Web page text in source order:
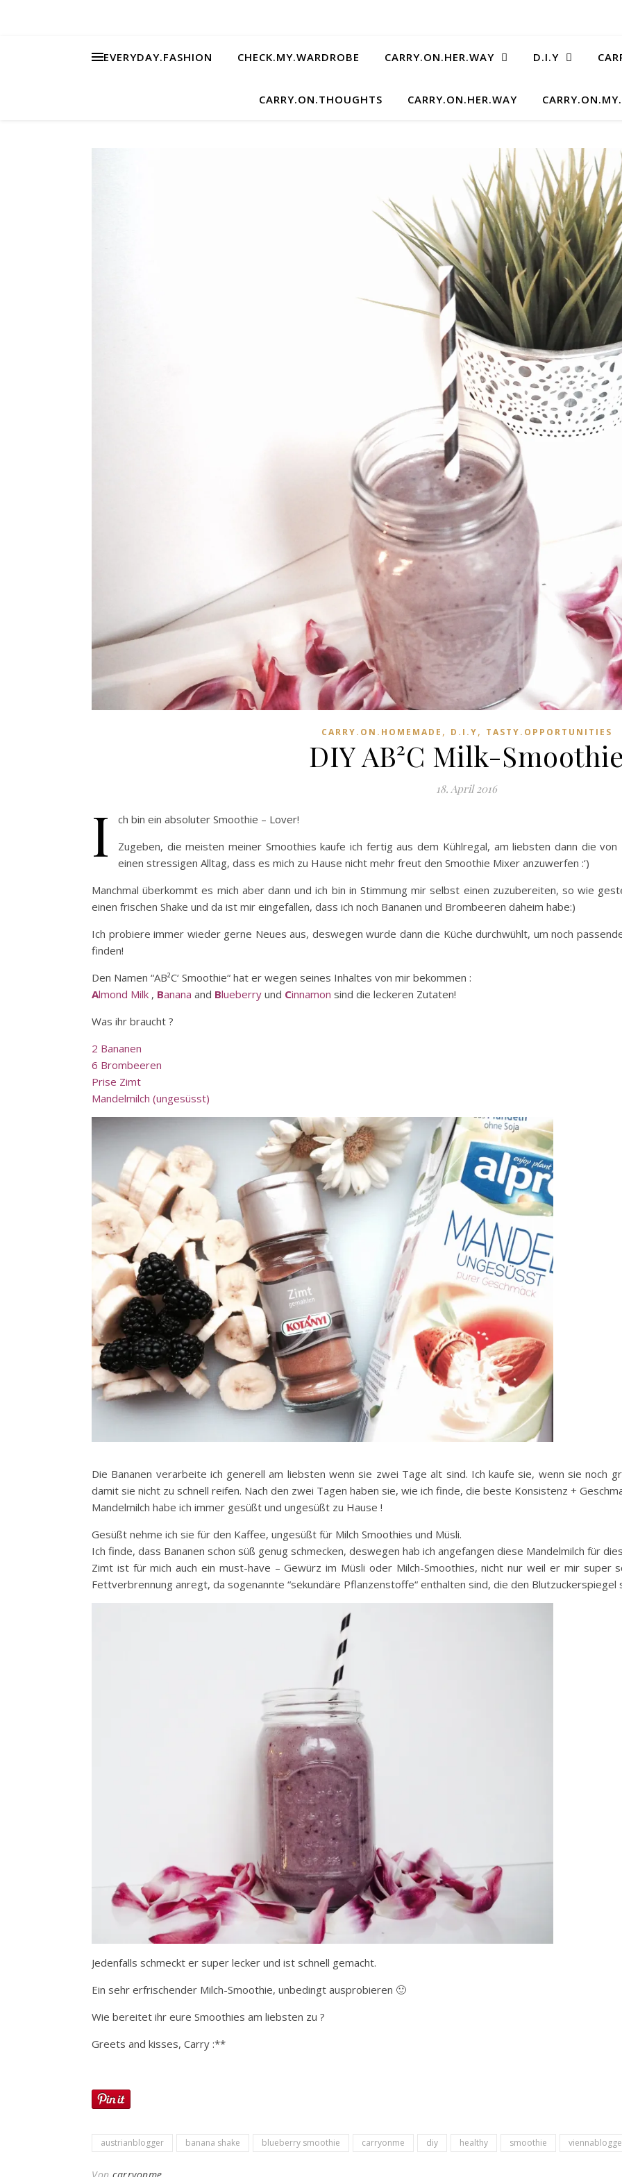
EVERYDAY.FASHION CHECK.MY.WARDROBE CARRY.ON.HER.WAY D.I.Y
CARRY.ON.THOUGHTS CARRY.ON.HER.WAY
CARRY.ON.HOMEMADE , D.I.Y, TASTY.OPPORTUNITIES
DIY AB²C Milk-Smoothie
18. April 2016
I
ch bin ein absoluter Smoothie – Lover!
Zugeben, die meisten meiner Smoothies kaufe ich fertig aus dem Kühlregal, am liebsten dann die
einen stressigen Alltag, dass es mich zu Hause nicht mehr freut den Smoothie Mixer anzuwerfen :‘)
Manchmal überkommt es mich aber dann und ich bin in Stimmung mir selbst einen zuzubereiten, so wie
einen frischen Shake und da ist mir eingefallen, dass ich noch Bananen und Brombeeren daheim habe:)
Ich probiere immer wieder gerne Neues aus, deswegen wurde dann die Küche durchwühlt, um noch
finden!
Den Namen “AB²C‘ Smoothie“ hat er wegen seines Inhaltes von mir bekommen :
Almond Milk , Banana and Blueberry und Cinnamon sind die leckeren Zutaten!
Was ihr braucht ?
2 Bananen
6 Brombeeren
Prise Zimt
Mandelmilch (ungesüsst)
Die Bananen verarbeite ich generell am liebsten wenn sie zwei Tage alt sind. Ich kaufe sie, wenn sie noch
damit sie nicht zu schnell reifen. Nach den zwei Tagen haben sie, wie ich finde, die beste Konsistenz +
Mandelmilch habe ich immer gesüßt und ungesüßt zu Hause !
Gesüßt nehme ich sie für den Kaffee, ungesüßt für Milch Smoothies und Müsli.
Ich finde, dass Bananen schon süß genug schmecken, deswegen hab ich angefangen diese Mandelmilch für
Zimt ist für mich auch ein must-have – Gewürz im Müsli oder Milch-Smoothies, nicht nur weil er mir super
Fettverbrennung anregt, da sogenannte “sekundäre Pflanzenstoffe“ enthalten sind, die den
Jedenfalls schmeckt er super lecker und ist schnell gemacht.
Ein sehr erfrischender Milch-Smoothie, unbedingt ausprobieren 🙂
Wie bereitet ihr eure Smoothies am liebsten zu ?
Greets and kisses, Carry :**
austrianblogger banana shake blueberry smoothie carryonme diy healthy smoothie